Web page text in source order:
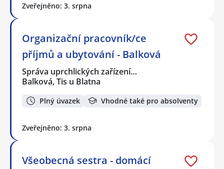
Zveřejněno: 3. srpna
Organizační pracovník/ce
příjmů a ubytování - Balková
Správa uprchlických zařízení…
Balková, Tis u Blatna
Plný úvazek Vhodné také pro absolventy
Zveřejněno: 3. srpna
Všeobecná sestra - domácí